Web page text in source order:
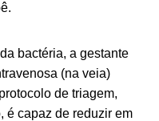
bactéria, a gestante
(na veia)
de triagem,
é capaz de reduzir em